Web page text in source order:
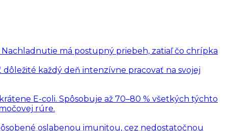
má postupný priebeh, zatiaľ čo chrípka
každý deň intenzívne pracovať na svojej
E-coli. Spôsobuje až 70–80 % všetkých týchto
rúre.
oslabenou imunitou, cez nedostatočnou